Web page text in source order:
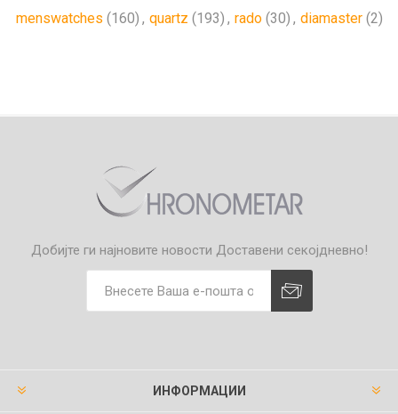
menswatches (160) , quartz (193) , rado (30) , diamaster (2)
Добијте ги најновите новости Доставени секојдневно!
ИНФОРМАЦИИ